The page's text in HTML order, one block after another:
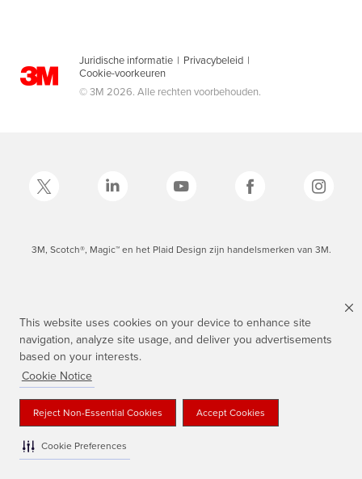
This website uses cookies on your device to enhance site
navigation, analyze site usage, and deliver you advertisements
based on your interests.
Cookie Notice
Reject Non-Essential Cookies Accept Cookies
Cookie Preferences
Juridische informatie | Privacybeleid |
Cookie-voorkeuren
© 3M 2026. Alle rechten voorbehouden.
3M, Scotch®, Magic™ en het Plaid Design zijn handelsmerken van 3M.